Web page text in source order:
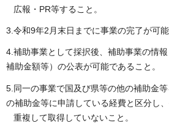
広報・PR等すること。
3.令和9年2月末日までに事業の完了が可能
4.補助事業として採択後、補助事業の情報
補助金額等）の公表が可能であること。
5.同一の事業で国及び県等の他の補助金
の補助金等に申請している経費と区分し
重複して取得していないこと。